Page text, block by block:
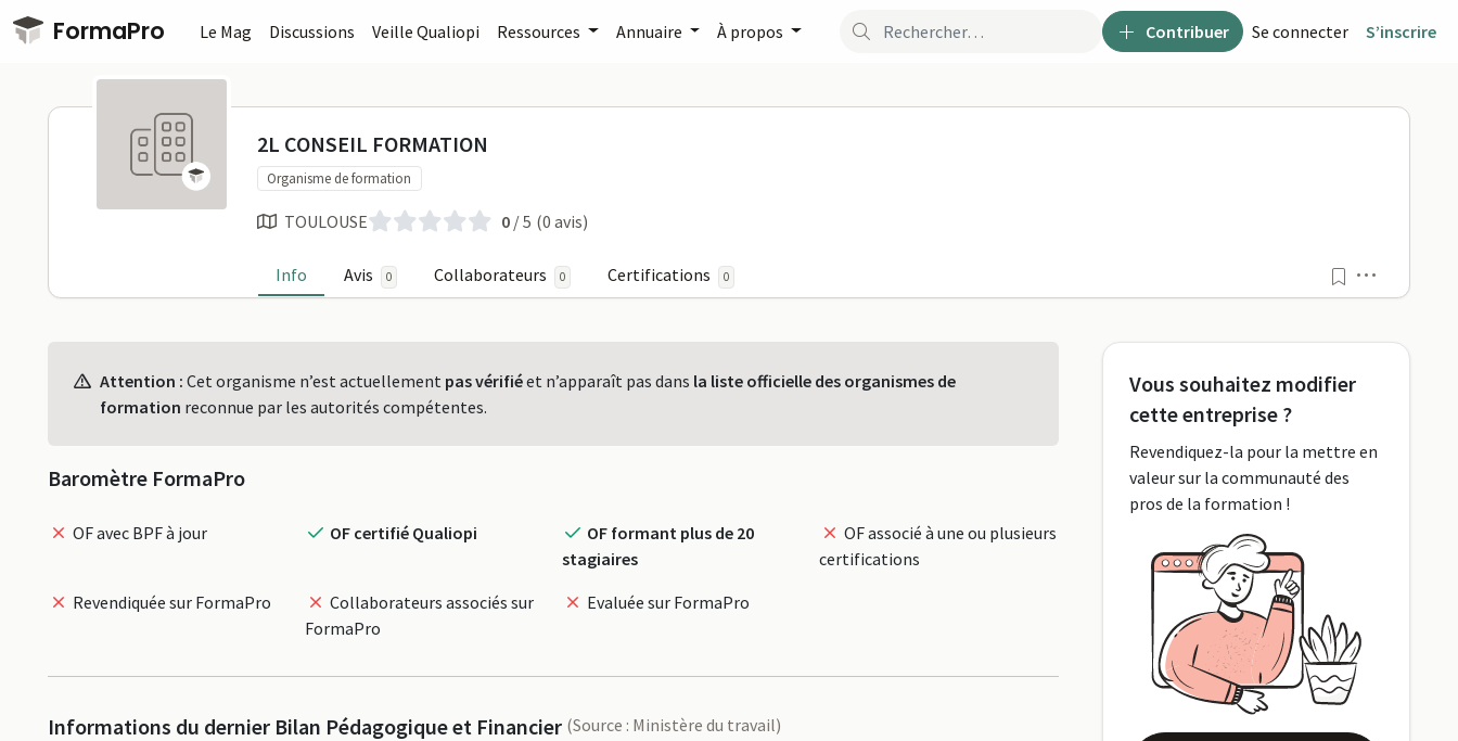
Passer au contenu principal
FormaPro Contribuer Se connecter S’inscrire
Le Mag Discussions Veille Qualiopi Ressources Annuaire À propos
2L CONSEIL FORMATION sur FormaPro
2L CONSEIL FORMATION
Organisme de formation
TOULOUSE 0 / 5 (0 avis)
Info Avis 0 Collaborateurs 0 Certifications 0
ProfilAttention : Cet organisme n’est actuellement pas vérifiéet n’apparaît pas dans la liste officielle des organismes de
formation reconnue par les autorités compétentes.
Baromètre FormaPro
OF avec BPF à jour OF certifié Qualiopi
OF formant plus de 20
stagiaires
OF associé à une ou plusieurs
certifications
Revendiquée sur FormaPro
Collaborateurs associés sur
FormaPro
Evaluée sur FormaPro
Informations du dernier Bilan Pédagogique et Financier (Source : Ministère du travail)
Vous souhaitez modifier
cette entreprise ?
Revendiquez-la pour la mettre en
valeur sur la communauté des
pros de la formation !